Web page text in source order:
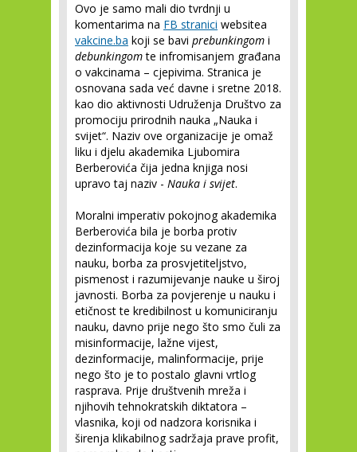
Ovo je samo mali dio tvrdnji u
komentarima na FB stranici websitea
vakcine.ba koji se bavi prebunkingom i
debunkingomte infromisanjem građana
o vakcinama – cjepivima. Stranica je
osnovana sada već davne i sretne 2018.
kao dio aktivnosti Udruženja Društvo za
promociju prirodnih nauka „Nauka i
svijet“. Naziv ove organizacije je omaž
liku i djelu akademika Ljubomira
Berberovića čija jedna knjiga nosi
upravo taj naziv - Nauka i svijet.
Moralni imperativ pokojnog akademika
Berberovića bila je borba protiv
dezinformacija koje su vezane za
nauku, borba za prosvjetiteljstvo,
pismenost i razumijevanje nauke u široj
javnosti. Borba za povjerenje u nauku i
etičnost te kredibilnost u komuniciranju
nauku, davno prije nego što smo čuli za
misinformacije, lažne vijest,
dezinformacije, malinformacije, prije
nego što je to postalo glavni vrtlog
rasprava. Prije društvenih mreža i
njihovih tehnokratskih diktatora –
vlasnika, koji od nadzora korisnika i
širenja klikabilnog sadržaja prave profit,